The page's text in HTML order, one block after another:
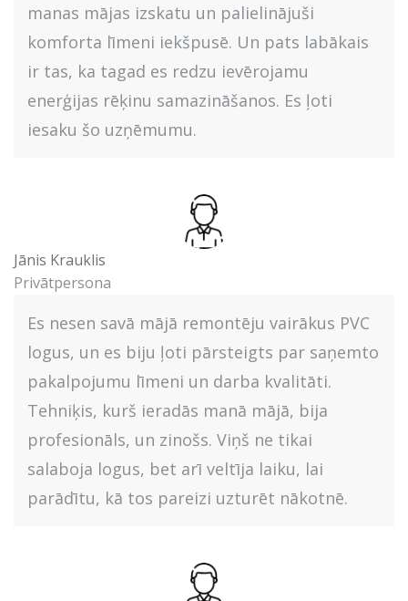
manas mājas izskatu un palielinājuši
komforta līmeni iekšpusē. Un pats labākais
ir tas, ka tagad es redzu ievērojamu
enerģijas rēķinu samazināšanos. Es ļoti
iesaku šo uzņēmumu.
Jānis Krauklis
Privātpersona
Es nesen savā mājā remontēju vairākus PVC
logus, un es biju ļoti pārsteigts par saņemto
pakalpojumu līmeni un darba kvalitāti.
Tehniķis, kurš ieradās manā mājā, bija
profesionāls, un zinošs. Viņš ne tikai
salaboja logus, bet arī veltīja laiku, lai
parādītu, kā tos pareizi uzturēt nākotnē.